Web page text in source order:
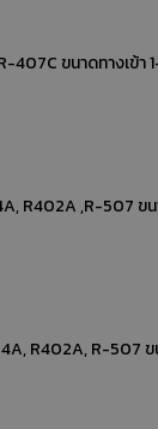
Pump,จำ
R402A ,R-507